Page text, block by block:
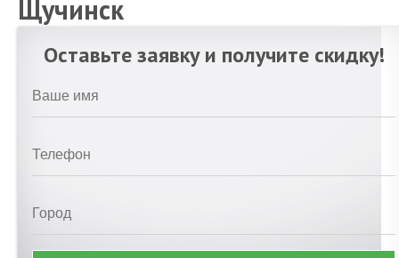
Щучинск
Оставьте заявку и получите скидку!